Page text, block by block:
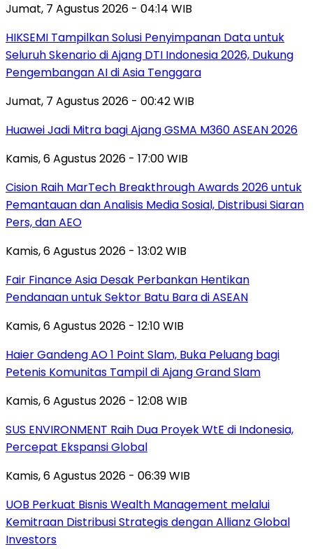
Jumat, 7 Agustus 2026 - 04:14 WIB
HIKSEMI Tampilkan Solusi Penyimpanan Data untuk
Seluruh Skenario di Ajang DTI Indonesia 2026, Dukung
Pengembangan AI di Asia Tenggara
Jumat, 7 Agustus 2026 - 00:42 WIB
Huawei Jadi Mitra bagi Ajang GSMA M360 ASEAN 2026
Kamis, 6 Agustus 2026 - 17:00 WIB
Cision Raih MarTech Breakthrough Awards 2026 untuk
Pemantauan dan Analisis Media Sosial, Distribusi Siaran
Pers, dan AEO
Kamis, 6 Agustus 2026 - 13:02 WIB
Fair Finance Asia Desak Perbankan Hentikan
Pendanaan untuk Sektor Batu Bara di ASEAN
Kamis, 6 Agustus 2026 - 12:10 WIB
Haier Gandeng AO 1 Point Slam, Buka Peluang bagi
Petenis Komunitas Tampil di Ajang Grand Slam
Kamis, 6 Agustus 2026 - 12:08 WIB
SUS ENVIRONMENT Raih Dua Proyek WtE di Indonesia,
Percepat Ekspansi Global
Kamis, 6 Agustus 2026 - 06:39 WIB
UOB Perkuat Bisnis Wealth Management melalui
Kemitraan Distribusi Strategis dengan Allianz Global
Investors